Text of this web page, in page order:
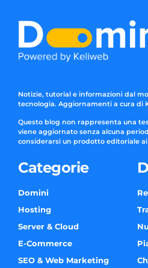
Notizie, tutorial e informazioni dal
tecnologia. Aggiornamenti a cura di
Questo blog non rappresenta una
viene aggiornato senza alcuna
considerarsi un prodotto editoriale ai
Categorie
Domini
Hosting
Server & Cloud
E-Commerce
SEO & Web Marketing